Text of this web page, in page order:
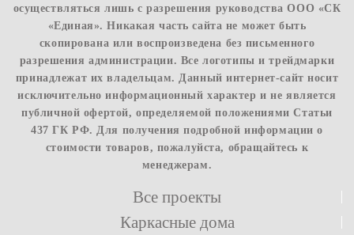
осуществляться лишь с разрешения руководства ООО «СК
«Единая». Никакая часть сайта не может быть
скопирована или воспроизведена без письменного
разрешения администрации. Все логотипы и трейдмарки
принадлежат их владельцам. Данный интернет-сайт носит
исключительно информационный характер и не является
публичной офертой, определяемой положениями Статьи
437 ГК РФ. Для получения подробной информации о
стоимости товаров, пожалуйста, обращайтесь к
менеджерам.
Все проекты
Каркасные дома